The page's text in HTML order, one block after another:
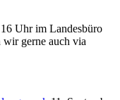
Uhr im Landesbüro
wir gerne auch via